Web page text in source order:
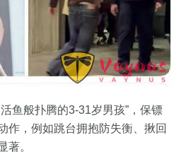
鱼般扑腾的3-31岁男孩”，保镖
作，例如跳台拥抱防失衡、揪回
著。